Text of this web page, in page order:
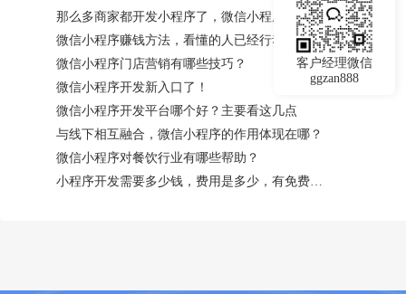
那么多商家都开发小程序了，微信小程序真的值得做吗？
微信小程序赚钱方法，看懂的人已经行动了！
微信小程序门店营销有哪些技巧？
微信小程序开发新入口了！
微信小程序开发平台哪个好？主要看这几点
与线下相互融合，微信小程序的作用体现在哪？
微信小程序对餐饮行业有哪些帮助？
小程序开发需要多少钱，费用是多少，有免费吗？
客户经理微信
ggzan888